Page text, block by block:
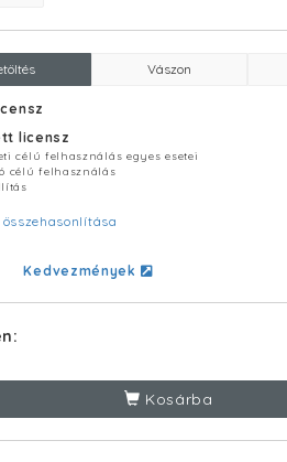
Vászon
licensz
célú felhasználás egyes esetei
célú felhasználás
Kedvezmények
Kosárba